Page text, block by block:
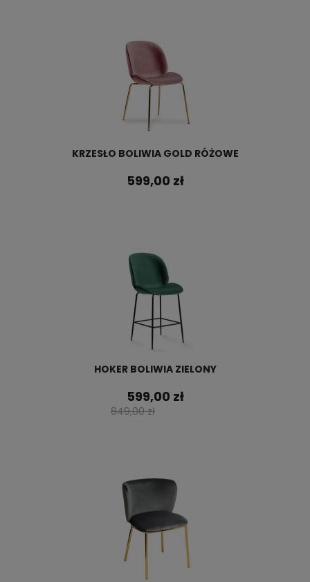
KRZESŁO BOLIWIA GOLD RÓŻOWE
599,00 zł
HOKER BOLIWIA ZIELONY
599,00 zł
849,00 zł